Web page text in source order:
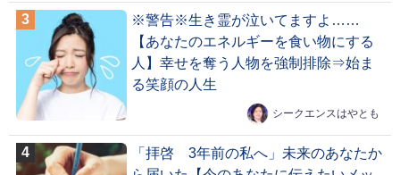
※警告※生き霊が泣いてますよ……
【あなたのエネルギーを食い物にする
人】幸せを奪う人物を強制排除⇒始ま
る笑顔の人生
シークエンスはやとも
「拝啓 3年前の私へ」未来のあなたか